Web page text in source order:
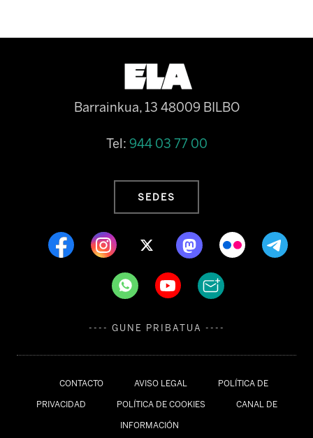
CONTACTO AVISO LEGAL POLÍTICA DE
PRIVACIDAD POLÍTICA DE COOKIES CANAL DE
INFORMACIÓN
Barrainkua, 13 48009 BILBO
Tel: 944 03 77 00
SEDES
---- GUNE PRIBATUA ----